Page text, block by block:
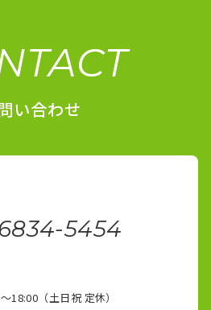
い合わせ
5454
18:00（土日祝 定休）